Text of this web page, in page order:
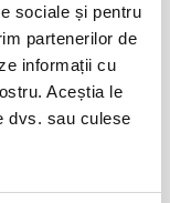
sociale și pentru
partenerilor de
informații cu
Aceștia le
dvs. sau culese
identifica
și nu numai,
geografice